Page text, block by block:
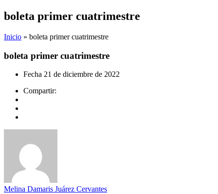
boleta primer cuatrimestre
Inicio » boleta primer cuatrimestre
boleta primer cuatrimestre
Fecha 21 de diciembre de 2022
Compartir:
Melina Damaris Juárez Cervantes